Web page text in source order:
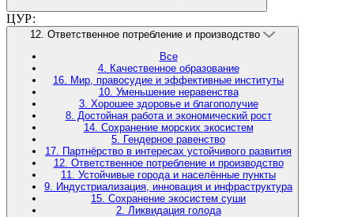
ЦУР:
12. Ответственное потребление и производство
Все
4. Качественное образование
16. Мир, правосудие и эффективные институты
10. Уменьшение неравенства
3. Хорошее здоровье и благополучие
8. Достойная работа и экономический рост
14. Сохранение морских экосистем
5. Гендерное равенство
17. Партнёрство в интересах устойчивого развития
12. Ответственное потребление и производство
11. Устойчивые города и населённые пункты
9. Индустриализация, инновация и инфраструктура
15. Сохранение экосистем суши
2. Ликвидация голода